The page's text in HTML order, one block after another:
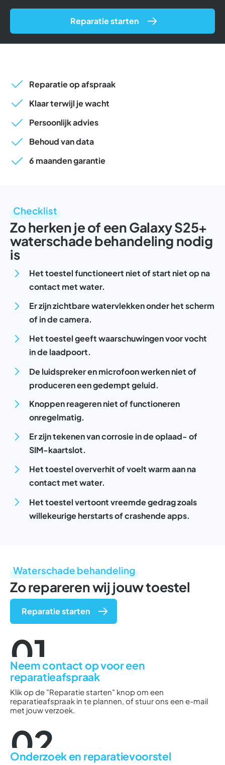
Reparatie starten
Reparatie op afspraak
Klaar terwijl je wacht
Persoonlijk advies
Behoud van data
6 maanden garantie
Checklist
Zo herken je of een Galaxy S25+
waterschade behandeling nodig
is
Het toestel functioneert niet of start niet op na
contact met water.
Er zijn zichtbare watervlekken onder het scherm
of in de camera.
Het toestel geeft waarschuwingen voor vocht
in de laadpoort.
De luidspreker en microfoon werken niet of
produceren een gedempt geluid.
Knoppen reageren niet of functioneren
onregelmatig.
Er zijn tekenen van corrosie in de oplaad- of
SIM-kaartslot.
Het toestel oververhit of voelt warm aan na
contact met water.
Het toestel vertoont vreemde gedrag zoals
willekeurige herstarts of crashende apps.
Waterschade behandeling
Zo repareren wij jouw toestel
Reparatie starten
01
Neem contact op voor een
reparatieafspraak
Klik op de "Reparatie starten" knop om een
reparatieafspraak in te plannen, of stuur ons een e-mail
met jouw verzoek.
02
Onderzoek en reparatievoorstel